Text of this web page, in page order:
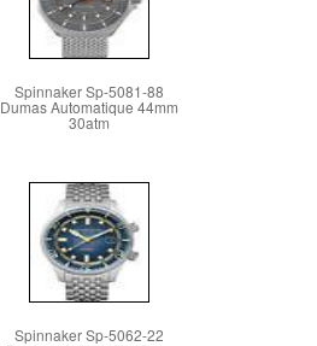
Spinnaker Sp-5081-88
Dumas Automatique 44mm
30atm
Spinnaker Sp-5062-22